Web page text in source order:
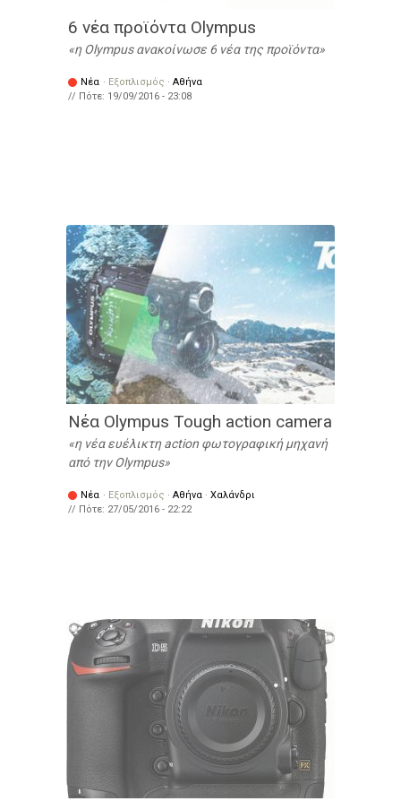
6 νέα προϊόντα Olympus
η Olympus ανακοίνωσε 6 νέα της προϊόντα
Νέα · Εξοπλισμός · Αθήνα
// Πότε: 19/09/2016 - 23:08
Νέα Olympus Tough action camera
η νέα ευέλικτη action φωτογραφική μηχανή
από την Olympus
Νέα · Εξοπλισμός · Αθήνα · Χαλάνδρι
// Πότε: 27/05/2016 - 22:22